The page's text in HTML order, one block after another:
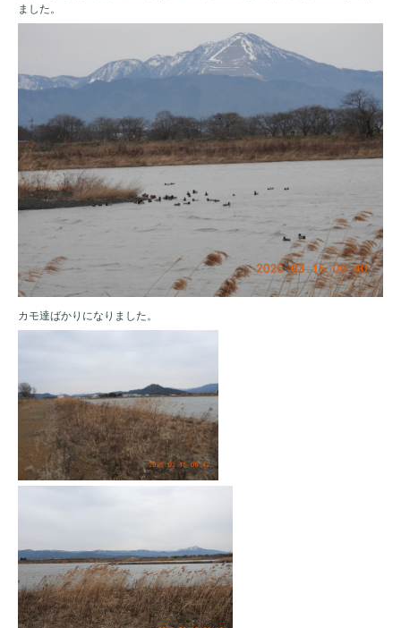
ました。
カモ達ばかりになりました。